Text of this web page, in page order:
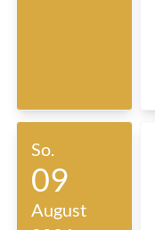
So.
09
August